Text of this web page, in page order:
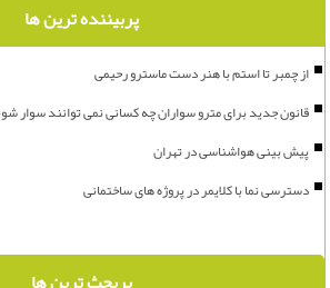
پربیننده ترین ها
از چمبر تا استم با هنر دست ماسترو رحیمی
قانون جدید برای مترو سواران چه کسانی نمی توانند سوار شوند
پیش بینی هواشناسی در تهران
دسترسی نما با کلایمر در پروژه های ساختمانی